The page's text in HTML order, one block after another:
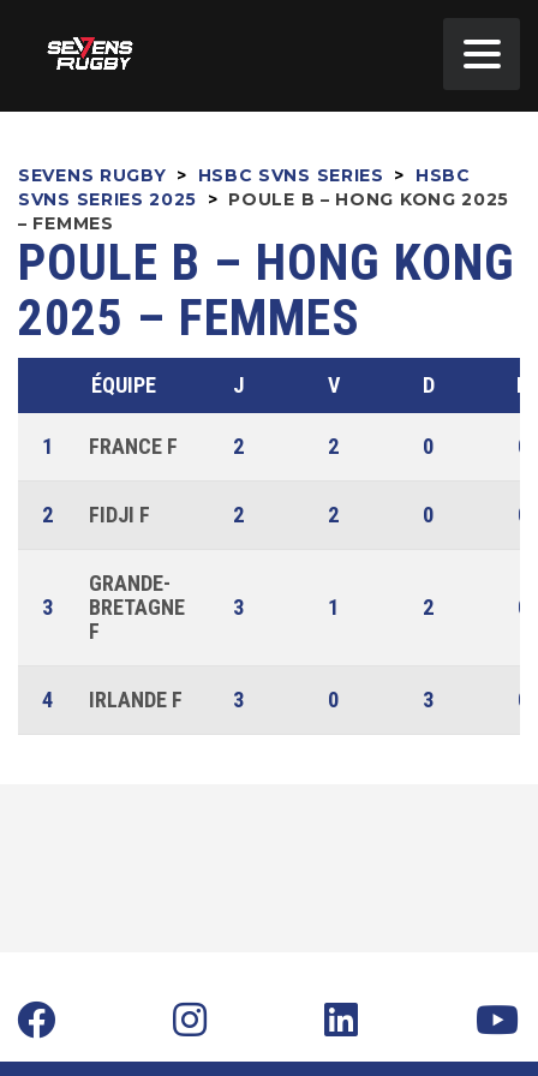
SEVENS RUGBY > HSBC SVNS SERIES >
HSBC
SVNS SERIES 2025
> POULE B – HONG KONG 2025
– FEMMES
POULE B – HONG KONG
2025 – FEMMES
ÉQUIPE J V D N
1 FRANCE F 2 2 0 0
2 FIDJI F 2 2 0 0
3
GRANDE-
BRETAGNE
F
3 1 2 0
4 IRLANDE F 3 0 3 0